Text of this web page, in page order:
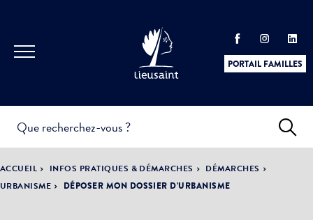
PORTAIL FAMILLES
PRATIQUES &
DÉMARCHES
ACTUALITÉS &
ÉVÈNEMENTS
ACCUEIL INFOS PRATIQUES & DÉMARCHES
DÉMARCHES
URBANISME
DÉPOSER MON DOSSIER D’URBANISME